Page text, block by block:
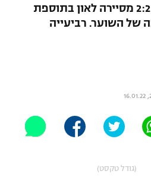
בבית ה', הפילים ספגו 2:2 מסיירה לאון בתוספת
של השוער. רביעייה
(גודל טקסט)